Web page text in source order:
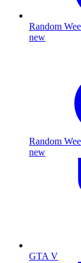
Random
new
Random
new
GTA V